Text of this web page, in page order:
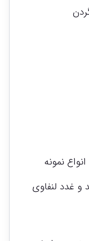
نمونه
و غدد لنفاوی